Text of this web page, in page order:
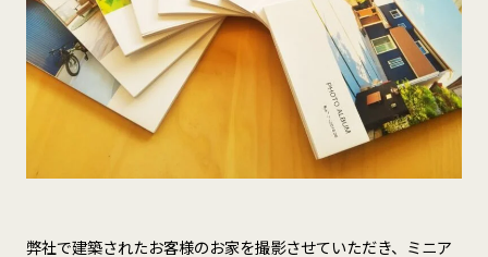
弊社で建築されたお客様のお家を撮影させていただき、ミニア